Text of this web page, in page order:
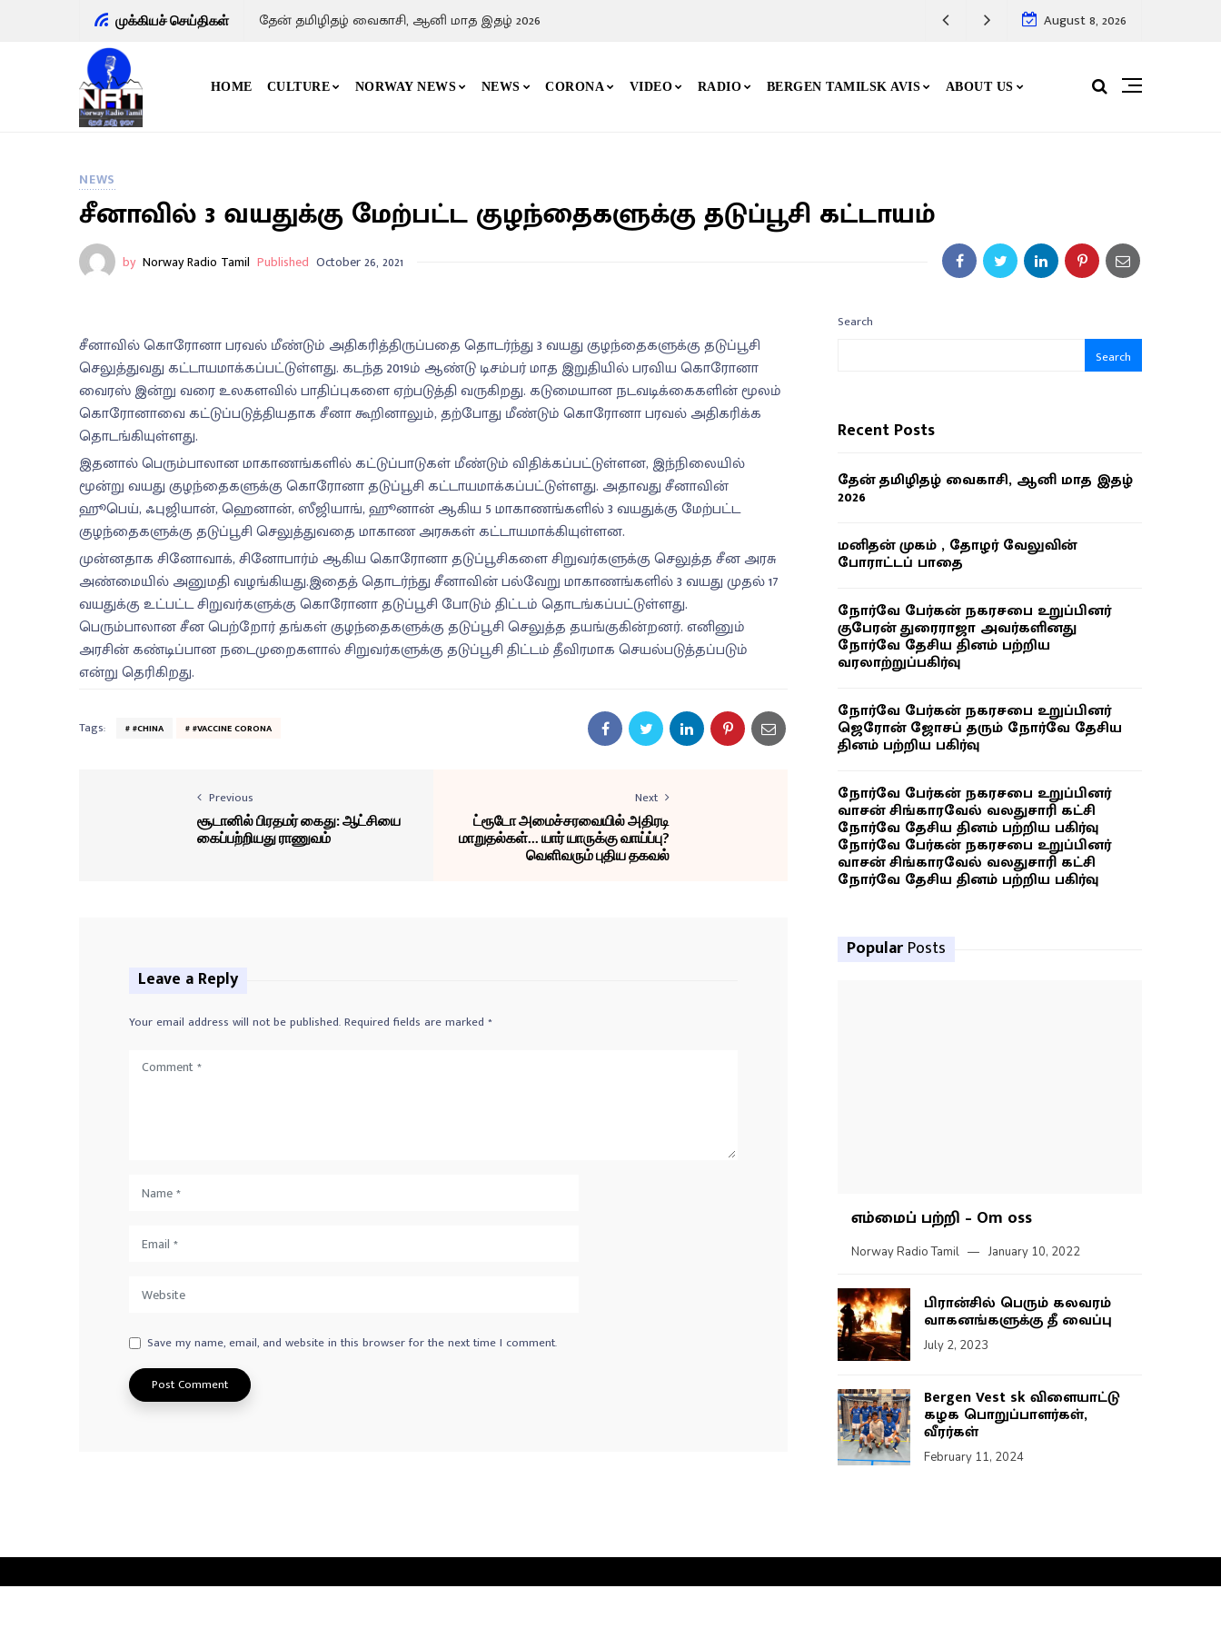
முக்கியச் செய்திகள் தேன் தமிழிதழ் வைகாசி, ஆனி மாத இதழ் 2026 August 8, 2026
HOME CULTURE NORWAY NEWS NEWS CORONA VIDEO RADIO BERGEN TAMILSK AVIS ABOUT US
NEWS
சீனாவில் 3 வயதுக்கு மேற்பட்ட குழந்தைகளுக்கு தடுப்பூசி கட்டாயம்
by Norway Radio Tamil Published October 26, 2021
சீனாவில் கொரோனா பரவல் மீண்டும் அதிகரித்திருப்பதை தொடர்ந்து 3 வயது குழந்தைகளுக்கு தடுப்பூசி
செலுத்துவது கட்டாயமாக்கப்பட்டுள்ளது. கடந்த 2019ம் ஆண்டு டிசம்பர் மாத இறுதியில் பரவிய கொரோனா
வைரஸ் இன்று வரை உலகளவில் பாதிப்புகளை ஏற்படுத்தி வருகிறது. கடுமையான நடவடிக்கைகளின் மூலம்
கொரோனாவை கட்டுப்படுத்தியதாக சீனா கூறினாலும், தற்போது மீண்டும் கொரோனா பரவல் அதிகரிக்க
தொடங்கியுள்ளது.
இதனால் பெரும்பாலான மாகாணங்களில் கட்டுப்பாடுகள் மீண்டும் விதிக்கப்பட்டுள்ளன, இந்நிலையில்
மூன்று வயது குழந்தைகளுக்கு கொரோனா தடுப்பூசி கட்டாயமாக்கப்பட்டுள்ளது. அதாவது சீனாவின்
ஹூபெய், ஃபுஜியான், ஹெனான், ஸீஜியாங், ஹூனான் ஆகிய 5 மாகாணங்களில் 3 வயதுக்கு மேற்பட்ட
குழந்தைகளுக்கு தடுப்பூசி செலுத்துவதை மாகாண அரசுகள் கட்டாயமாக்கியுள்ளன.
முன்னதாக சினோவாக், சினோபார்ம் ஆகிய கொரோனா தடுப்பூசிகளை சிறுவர்களுக்கு செலுத்த சீன அரசு
அண்மையில் அனுமதி வழங்கியது.இதைத் தொடர்ந்து சீனாவின் பல்வேறு மாகாணங்களில் 3 வயது முதல் 17
வயதுக்கு உட்பட்ட சிறுவர்களுக்கு கொரோனா தடுப்பூசி போடும் திட்டம் தொடங்கப்பட்டுள்ளது.
பெரும்பாலான சீன பெற்றோர் தங்கள் குழந்தைகளுக்கு தடுப்பூசி செலுத்த தயங்குகின்றனர். எனினும்
அரசின் கண்டிப்பான நடைமுறைகளால் சிறுவர்களுக்கு தடுப்பூசி திட்டம் தீவிரமாக செயல்படுத்தப்படும்
என்று தெரிகிறது.
Tags: #CHINA #VACCINE CORONA
Previous
சூடானில் பிரதமர் கைது: ஆட்சியை
கைப்பற்றியது ராணுவம்
Next
ட்ரூடோ அமைச்சரவையில் அதிரடி
மாறுதல்கள்... யார் யாருக்கு வாய்ப்பு?
வெளிவரும் புதிய தகவல்
Leave a Reply
Your email address will not be published.Required fields are marked *
Save my name, email, and website in this browser for the next time I comment.
Search
Search
Recent Posts
தேன் தமிழிதழ் வைகாசி, ஆனி மாத இதழ்
2026
மனிதன் முகம் , தோழர் வேலுவின்
போராட்டப் பாதை
நோர்வே பேர்கன் நகரசபை உறுப்பினர்
குபேரன் துரைராஜா அவர்களினது
நோர்வே தேசிய தினம் பற்றிய
வரலாற்றுப்பகிர்வு
நோர்வே பேர்கன் நகரசபை உறுப்பினர்
ஜெரோன் ஜோசப் தரும் நோர்வே தேசிய
தினம் பற்றிய பகிர்வு
நோர்வே பேர்கன் நகரசபை உறுப்பினர்
வாசன் சிங்காரவேல் வலதுசாரி கட்சி
நோர்வே தேசிய தினம் பற்றிய பகிர்வு
நோர்வே பேர்கன் நகரசபை உறுப்பினர்
வாசன் சிங்காரவேல் வலதுசாரி கட்சி
நோர்வே தேசிய தினம் பற்றிய பகிர்வு
Popular Posts
எம்மைப் பற்றி – Om oss
Norway Radio Tamil January 10, 2022
பிரான்சில் பெரும் கலவரம்
வாகனங்களுக்கு தீ வைப்பு
July 2, 2023
Bergen Vest sk விளையாட்டு
கழக பொறுப்பாளர்கள்,
வீரர்கள்
February 11, 2024